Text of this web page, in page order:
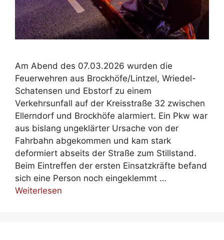
Am Abend des 07.03.2026 wurden die
Feuerwehren aus Brockhöfe/Lintzel, Wriedel-
Schatensen und Ebstorf zu einem
Verkehrsunfall auf der Kreisstraße 32 zwischen
Ellerndorf und Brockhöfe alarmiert. Ein Pkw war
aus bislang ungeklärter Ursache von der
Fahrbahn abgekommen und kam stark
deformiert abseits der Straße zum Stillstand.
Beim Eintreffen der ersten Einsatzkräfte befand
sich eine Person noch eingeklemmt …
Weiterlesen